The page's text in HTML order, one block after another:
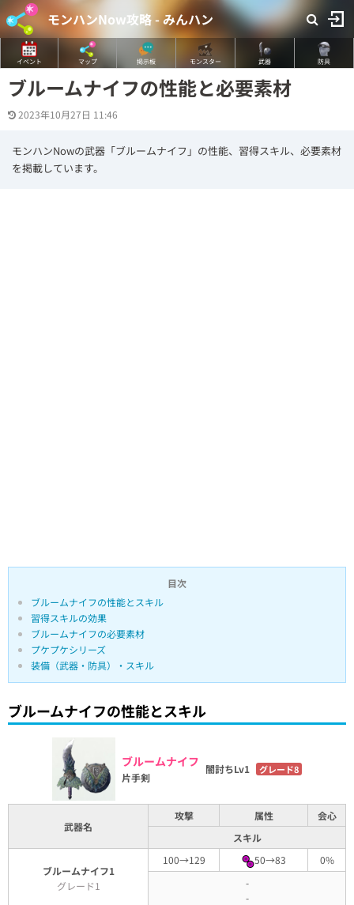
モンハンNow攻略 - みんハン
イベント マップ 掲示板 モンスター 武器 防具
ブルームナイフの性能と必要素材
2023年10月27日 11:46
モンハンNowの武器「ブルームナイフ」の性能、習得スキル、必要素材
を掲載しています。
目次
ブルームナイフの性能とスキル
習得スキルの効果
ブルームナイフの必要素材
プケプケシリーズ
装備（武器・防具）・スキル
ブルームナイフの性能とスキル
ブルームナイフ
片手剣
闇討ちLv1 グレード8
武器名
攻撃 属性
会心
スキル
ブルームナイフ1
グレード1
100→129 50→83
0%
-
-